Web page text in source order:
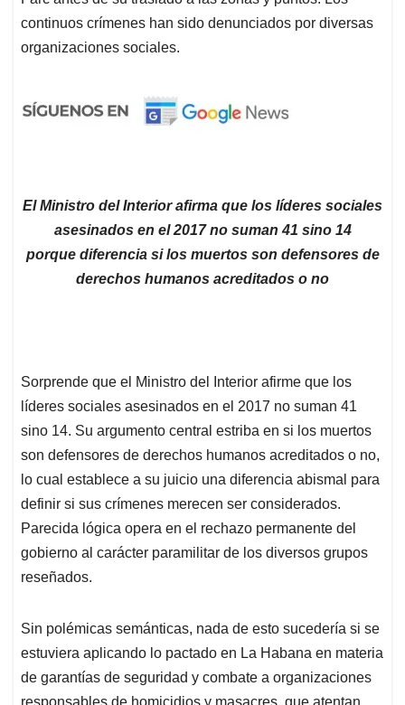
continuos crímenes han sido denunciados por diversas
organizaciones sociales.
El Ministro del Interior afirma que los líderes sociales
asesinados en el 2017 no suman 41 sino 14
porque diferencia si los muertos son defensores de
derechos humanos acreditados o no
Sorprende que el Ministro del Interior afirme que los
líderes sociales asesinados en el 2017 no suman 41
sino 14. Su argumento central estriba en si los muertos
son defensores de derechos humanos acreditados o no,
lo cual establece a su juicio una diferencia abismal para
definir si sus crímenes merecen ser considerados.
Parecida lógica opera en el rechazo permanente del
gobierno al carácter paramilitar de los diversos grupos
reseñados.
Sin polémicas semánticas, nada de esto sucedería si se
estuviera aplicando lo pactado en La Habana en materia
de garantías de seguridad y combate a organizaciones